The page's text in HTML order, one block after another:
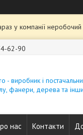
у компанії
62-90
- виробник і
фанери, дерева та
нас Контакти